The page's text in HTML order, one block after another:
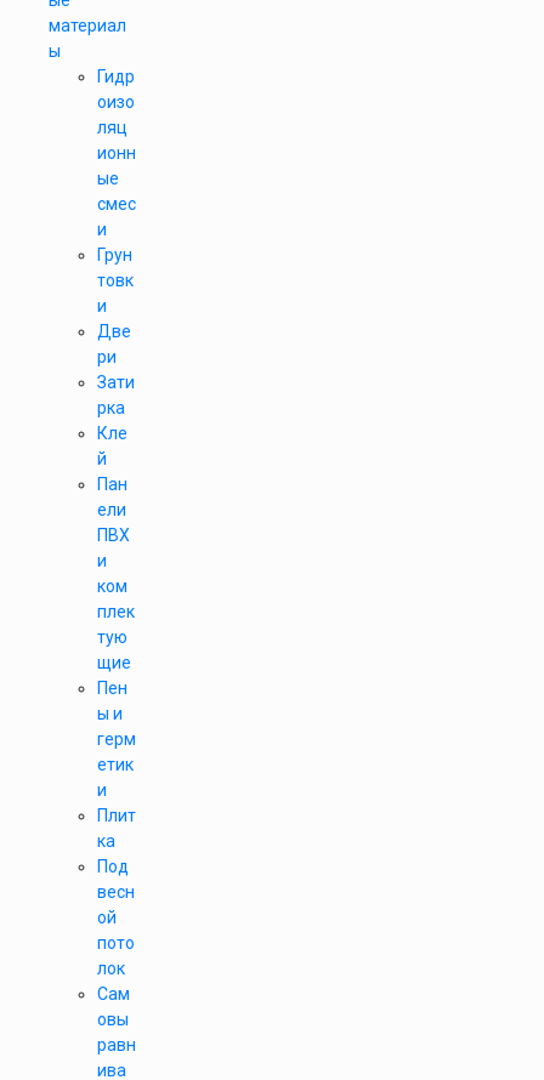
материал
ы
Гидр
оизо
ляц
ионн
ые
смес
и
Грун
товк
и
Две
ри
Зати
рка
Кле
й
Пан
ели
ПВХ
и
ком
плек
тую
щие
Пен
ы и
герм
етик
и
Плит
ка
Под
весн
ой
пото
лок
Сам
овы
равн
ива